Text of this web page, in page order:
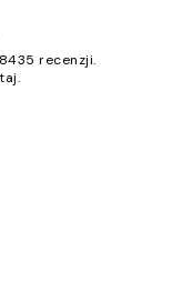
recenzji.